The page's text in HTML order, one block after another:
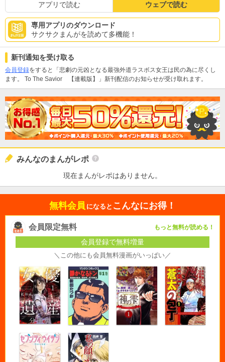
アプリで読む ウェブで読む
専用アプリのダウンロード
サクサクまんがを読めて多機能！
新刊通知を受け取る
会員登録をすると「悲劇の元凶となる最強外道ラスボス女王は民の為に尽くし
ます。 To The Savior 【連載版】」新刊配信のお知らせが受け取れます。
みんなのまんがレポ
現在まんがレポはありません。
無料会員 になると こんなにお得！
会員限定無料 もっと無料が読める！
会員登録で無料増量
＼この他にも会員無料漫画がいっぱい／